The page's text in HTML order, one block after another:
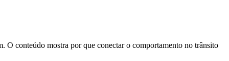
O conteúdo mostra por que conectar o comportamento no trânsito